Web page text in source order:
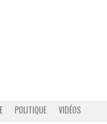
POLITIQUE VIDÉOS